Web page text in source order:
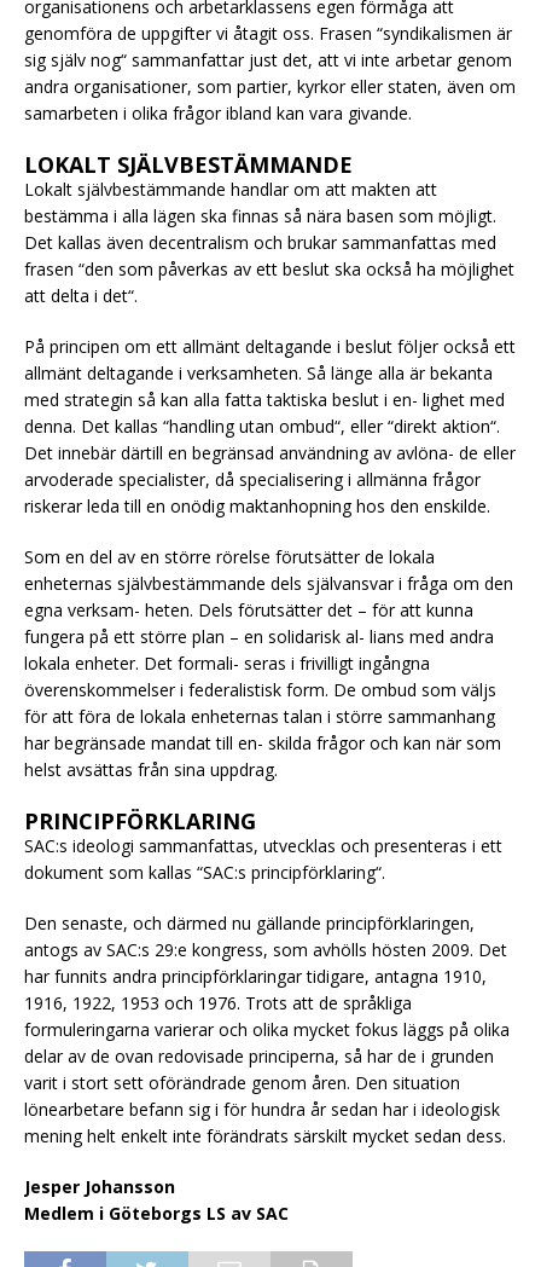
organisationens och arbetarklassens egen förmåga att
genomföra de uppgifter vi åtagit oss. Frasen “syndikalismen är
sig själv nog“ sammanfattar just det, att vi inte arbetar genom
andra organisationer, som partier, kyrkor eller staten, även om
samarbeten i olika frågor ibland kan vara givande.
LOKALT SJÄLVBESTÄMMANDE
Lokalt självbestämmande handlar om att makten att
bestämma i alla lägen ska finnas så nära basen som möjligt.
Det kallas även decentralism och brukar sammanfattas med
frasen “den som påverkas av ett beslut ska också ha möjlighet
att delta i det“.
På principen om ett allmänt deltagande i beslut följer också ett
allmänt deltagande i verksamheten. Så länge alla är bekanta
med strategin så kan alla fatta taktiska beslut i en- lighet med
denna. Det kallas “handling utan ombud“, eller “direkt aktion“.
Det innebär därtill en begränsad användning av avlöna- de eller
arvoderade specialister, då specialisering i allmänna frågor
riskerar leda till en onödig maktanhopning hos den enskilde.
Som en del av en större rörelse förutsätter de lokala
enheternas självbestämmande dels självansvar i fråga om den
egna verksam- heten. Dels förutsätter det – för att kunna
fungera på ett större plan – en solidarisk al- lians med andra
lokala enheter. Det formali- seras i frivilligt ingångna
överenskommelser i federalistisk form. De ombud som väljs
för att föra de lokala enheternas talan i större sammanhang
har begränsade mandat till en- skilda frågor och kan när som
helst avsättas från sina uppdrag.
PRINCIPFÖRKLARING
SAC:s ideologi sammanfattas, utvecklas och presenteras i ett
dokument som kallas “SAC:s principförklaring“.
Den senaste, och därmed nu gällande principförklaringen,
antogs av SAC:s 29:e kongress, som avhölls hösten 2009. Det
har funnits andra principförklaringar tidigare, antagna 1910,
1916, 1922, 1953 och 1976. Trots att de språkliga
formuleringarna varierar och olika mycket fokus läggs på olika
delar av de ovan redovisade principerna, så har de i grunden
varit i stort sett oförändrade genom åren. Den situation
lönearbetare befann sig i för hundra år sedan har i ideologisk
mening helt enkelt inte förändrats särskilt mycket sedan dess.
Jesper Johansson
Medlem i Göteborgs LS av SAC